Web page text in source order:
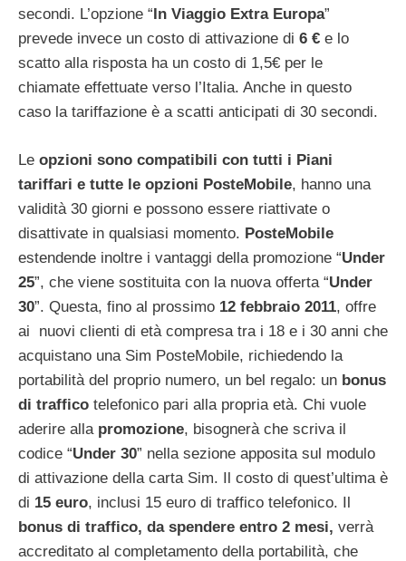
secondi. L’opzione “In Viaggio Extra Europa”
prevede invece un costo di attivazione di 6 € e lo
scatto alla risposta ha un costo di 1,5€ per le
chiamate effettuate verso l’Italia. Anche in questo
caso la tariffazione è a scatti anticipati di 30 secondi.
Le opzioni sono compatibili con tutti i Piani
tariffari e tutte le opzioni PosteMobile, hanno una
validità 30 giorni e possono essere riattivate o
disattivate in qualsiasi momento. PosteMobile
estendende inoltre i vantaggi della promozione “Under
25”, che viene sostituita con la nuova offerta “Under
30”. Questa, fino al prossimo 12 febbraio 2011, offre
ai nuovi clienti di età compresa tra i 18 e i 30 anni che
acquistano una Sim PosteMobile, richiedendo la
portabilità del proprio numero, un bel regalo: un bonus
di traffico telefonico pari alla propria età. Chi vuole
aderire alla promozione, bisognerà che scriva il
codice “Under 30” nella sezione apposita sul modulo
di attivazione della carta Sim. Il costo di quest’ultima è
di 15 euro, inclusi 15 euro di traffico telefonico. Il
bonus di traffico, da spendere entro 2 mesi, verrà
accreditato al completamento della portabilità, che